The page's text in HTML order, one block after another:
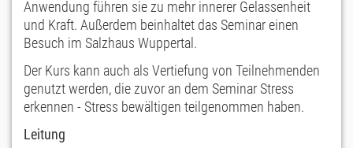
Anwendung führen sie zu mehr innerer Gelassenheit
und Kraft. Außerdem beinhaltet das Seminar einen
Besuch im Salzhaus Wuppertal.
Der Kurs kann auch als Vertiefung von Teilnehmenden
genutzt werden, die zuvor an dem Seminar Stress
erkennen - Stress bewältigen teilgenommen haben.
Leitung